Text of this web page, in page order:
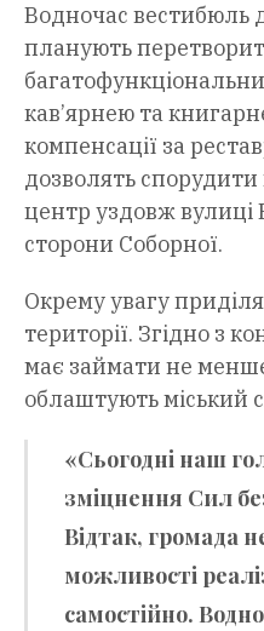
Водночас вестибюль
планують
кав’ярнею та
компенсації за
дозволять
центр уздовж вулиці
сторони Соборної.
Окрему увагу
території. Згідно з
має займати не
облаштують міський
«Сьогодні наш
зміцнення Сил
Відтак, громада
можливості
самостійно.